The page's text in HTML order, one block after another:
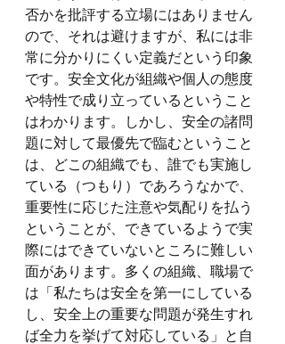
否かを批評する立場にはありません
ので、それは避けますが、私には非
常に分かりにくい定義だという印象
です。安全文化が組織や個人の態度
や特性で成り立っているということ
はわかります。しかし、安全の諸問
題に対して最優先で臨むということ
は、どこの組織でも、誰でも実施し
ている（つもり）であろうなかで、
重要性に応じた注意や気配りを払う
ということが、できているようで実
際にはできていないところに難しい
面があります。多くの組織、職場で
は「私たちは安全を第一にしている
し、安全上の重要な問題が発生すれ
ば全力を挙げて対応している」と自